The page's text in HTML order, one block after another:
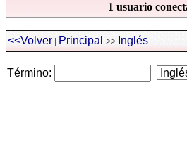
1 usuario
<<Volver | Principal >> Inglés
Término: